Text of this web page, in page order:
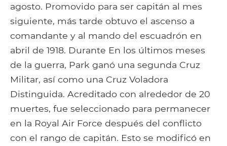
agosto. Promovido para ser capitán al mes
siguiente, más tarde obtuvo el ascenso a
comandante y al mando del escuadrón en
abril de 1918. Durante En los últimos meses
de la guerra, Park ganó una segunda Cruz
Militar, así como una Cruz Voladora
Distinguida. Acreditado con alrededor de 20
muertes, fue seleccionado para permanecer
en la Royal Air Force después del conflicto
con el rango de capitán. Esto se modificó en